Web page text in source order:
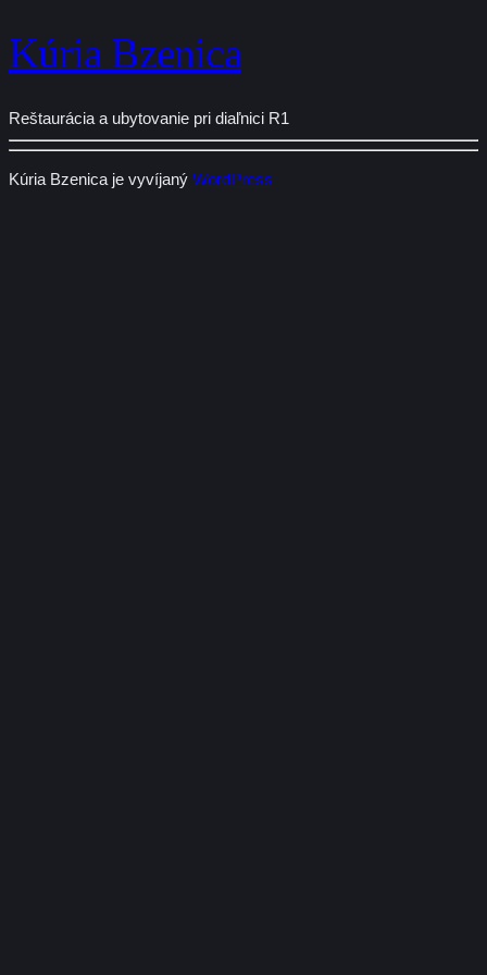
Kúria Bzenica
Reštaurácia a ubytovanie pri diaľnici R1
Kúria Bzenica je vyvíjaný WordPress